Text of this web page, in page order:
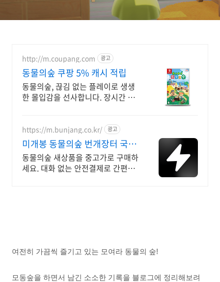
http://m.coupang.com 광고
동물의숲 쿠팡 5% 캐시 적립
동물의숲, 끊김 없는 플레이로 생생
한 몰입감을 선사합니다. 장시간 플
https://m.bunjang.co.kr/ 광고
미개봉 동물의숲 번개장터 국내
최대 브랜드 중고거래
동물의숲 새상품을 중고가로 구매하
세요. 대화 없는 안전결제로 간편하
여전히 가끔씩 즐기고 있는 모여라 동물의 숲!
모동숲을 하면서 남긴 소소한 기록을 블로그에 정리해보려